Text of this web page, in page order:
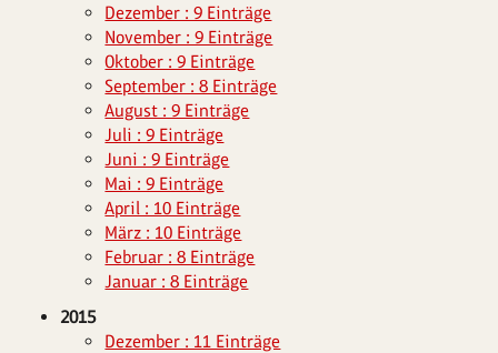
Dezember : 9 Einträge
November : 9 Einträge
Oktober : 9 Einträge
September : 8 Einträge
August : 9 Einträge
Juli : 9 Einträge
Juni : 9 Einträge
Mai : 9 Einträge
April : 10 Einträge
März : 10 Einträge
Februar : 8 Einträge
Januar : 8 Einträge
2015
Dezember : 11 Einträge